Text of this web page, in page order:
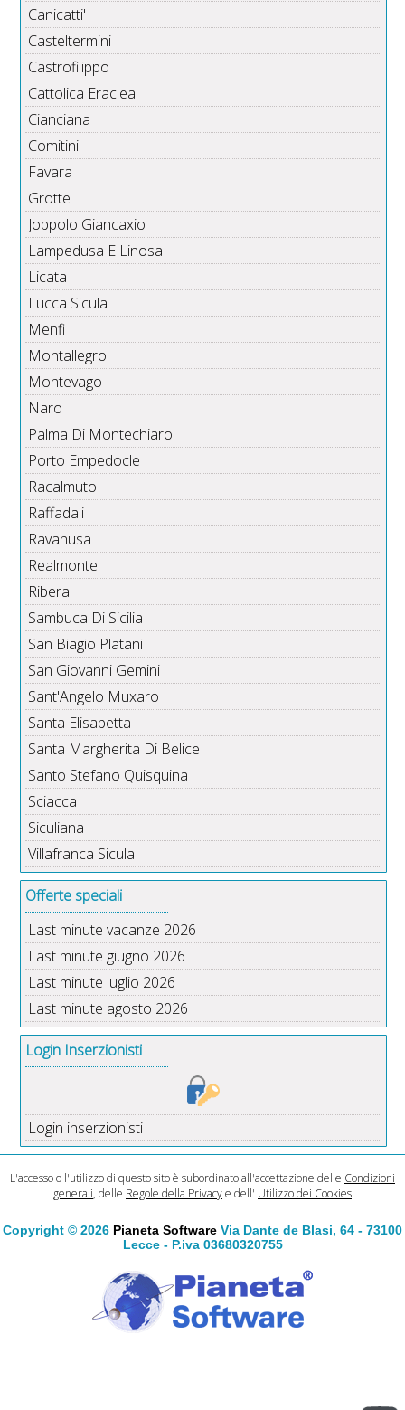
Canicatti'
Casteltermini
Castrofilippo
Cattolica Eraclea
Cianciana
Comitini
Favara
Grotte
Joppolo Giancaxio
Lampedusa E Linosa
Licata
Lucca Sicula
Menfi
Montallegro
Montevago
Naro
Palma Di Montechiaro
Porto Empedocle
Racalmuto
Raffadali
Ravanusa
Realmonte
Ribera
Sambuca Di Sicilia
San Biagio Platani
San Giovanni Gemini
Sant'Angelo Muxaro
Santa Elisabetta
Santa Margherita Di Belice
Santo Stefano Quisquina
Sciacca
Siculiana
Villafranca Sicula
Offerte speciali
Last minute vacanze 2026
Last minute giugno 2026
Last minute luglio 2026
Last minute agosto 2026
Login Inserzionisti
Login inserzionisti
L'accesso o l'utilizzo di questo sito è subordinato all'accettazione delle Condizioni
generali, delle Regole della Privacye dell' Utilizzo dei Cookies
Copyright © 2026 Pianeta Software Via Dante de Blasi, 64 - 73100
Lecce - P.iva 03680320755